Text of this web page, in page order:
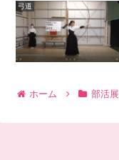
弓道
ホーム 部活展